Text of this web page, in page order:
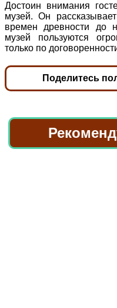
Достоин внимания
музей. Он
времен древности до
музей пользуются
только по
Поделитесь